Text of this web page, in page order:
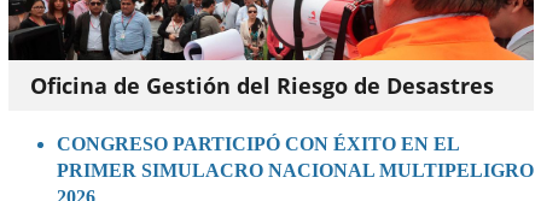
Oficina de Gestión del Riesgo de Desastres
CONGRESO PARTICIPÓ CON ÉXITO EN EL
PRIMER SIMULACRO NACIONAL MULTIPELIGRO